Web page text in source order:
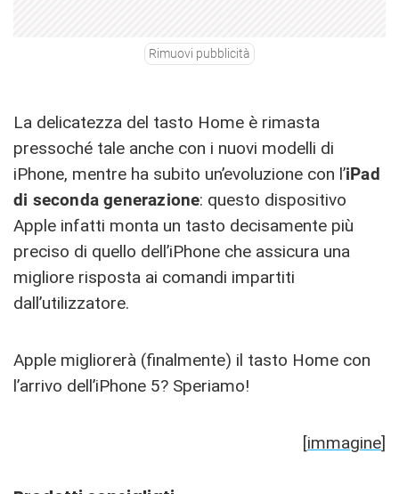
Rimuovi pubblicità
La delicatezza del tasto Home è rimasta
pressoché tale anche con i nuovi modelli di
iPhone, mentre ha subito un’evoluzione con l’iPad
di seconda generazione: questo dispositivo
Apple infatti monta un tasto decisamente più
preciso di quello dell’iPhone che assicura una
migliore risposta ai comandi impartiti
dall’utilizzatore.
Apple migliorerà (finalmente) il tasto Home con
l’arrivo dell’iPhone 5? Speriamo!
[immagine]